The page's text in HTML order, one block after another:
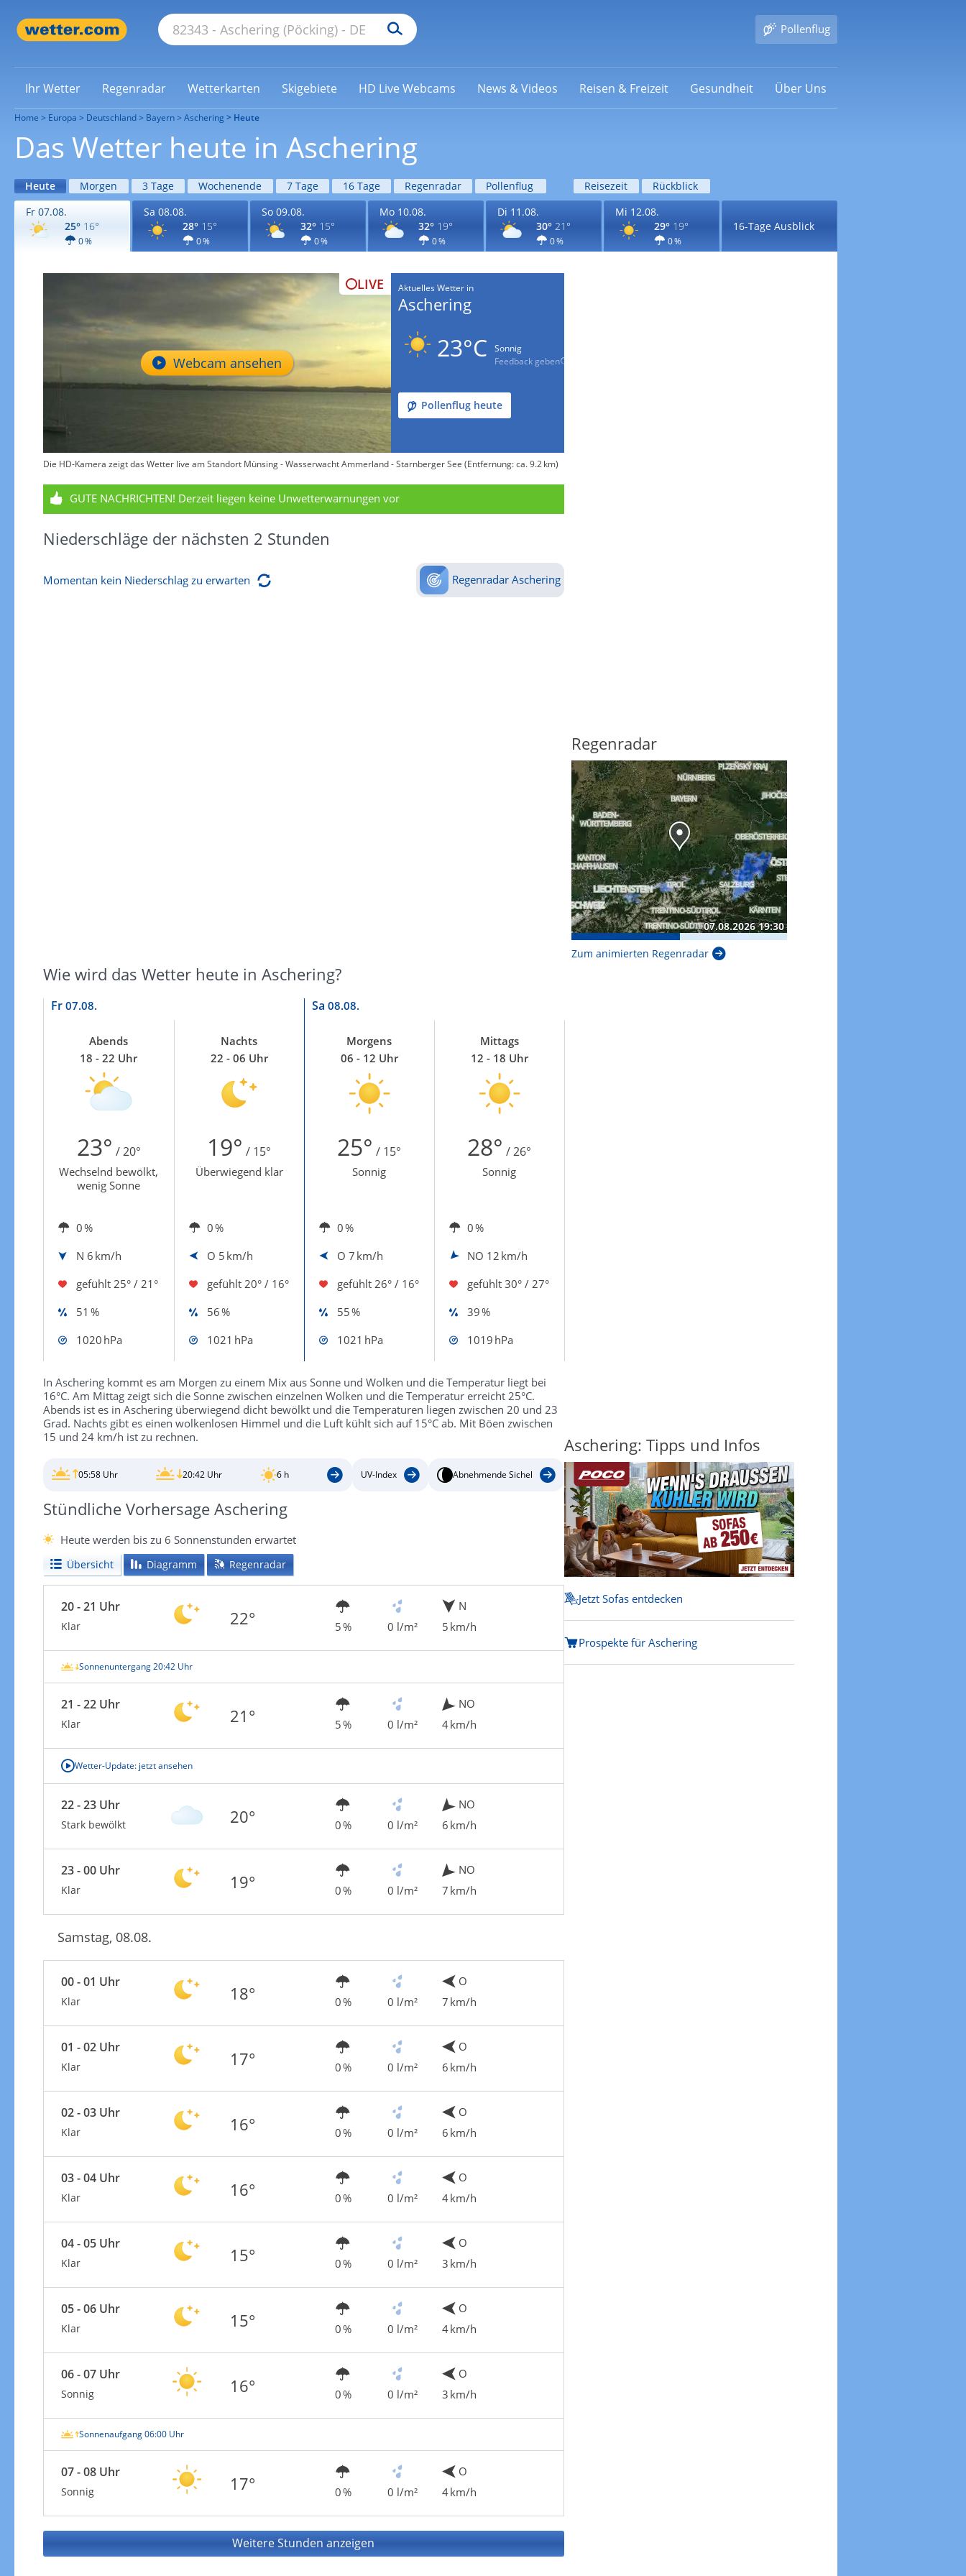
Pollenflug
Ihr Wetter Regenradar Wetterkarten Skigebiete HD Live Webcams News & Videos Reisen & Freizeit Gesundheit Über Uns
Home Europa Deutschland Bayern Aschering Heute
Das Wetter heute in Aschering
Heute Morgen 3 Tage Wochenende 7 Tage 16 Tage Regenradar Pollenflug Reisezeit
Rückblick
Fr 07.08.
25° 16°
0 %
Sa 08.08.
28° 15°
0 %
So 09.08.
32° 15°
0 %
Mo 10.08.
32° 19°
0 %
Di 11.08.
30° 21°
0 %
Mi 12.08.
29° 19°
0 %
16-Tage Ausblick
LIVE
Webcam ansehen
Aktuelles Wetter in
Aschering
23°C
Sonnig
Feedback geben
Pollenflug heute
Die HD-Kamera zeigt das Wetter live am Standort Münsing - Wasserwacht Ammerland - Starnberger See (Entfernung: ca. 9.2 km)
GUTE NACHRICHTEN! Derzeit liegen keine Unwetterwarnungen vor
Niederschläge der nächsten 2 Stunden
Momentan kein Niederschlag zu erwarten Regenradar Aschering
Wie wird das Wetter heute in Aschering?
Fr 07.08. Sa 08.08.
Abends
18 - 22 Uhr
Nachts
22 - 06 Uhr
Morgens
06 - 12 Uhr
Mittags
12 - 18 Uhr
23° / 20° 19° / 15° 25° / 15° 28° / 26°
Wechselnd bewölkt,
wenig Sonne
Überwiegend klar Sonnig Sonnig
0 % 0 % 0 %
0 %
N 6 km/h O 5 km/h O 7 km/h NO 12 km/h
gefühlt 25° / 21° gefühlt 20° / 16° gefühlt 26° / 16° gefühlt 30° / 27°
51 %
56 % 55 %
39 %
1020 hPa
1021 hPa 1021 hPa 1019 hPa
In Aschering kommt es am Morgen zu einem Mix aus Sonne und Wolken und die Temperatur liegt bei
16°C. Am Mittag zeigt sich die Sonne zwischen einzelnen Wolken und die Temperatur erreicht 25°C.
Abends ist es in Aschering überwiegend dicht bewölkt und die Temperaturen liegen zwischen 20 und 23
Grad. Nachts gibt es einen wolkenlosen Himmel und die Luft kühlt sich auf 15°C ab. Mit Böen zwischen
15 und 24 km/h ist zu rechnen.
05:58 Uhr 20:42 Uhr 6 h UV-Index Abnehmende Sichel
Stündliche Vorhersage Aschering
Heute werden bis zu 6 Sonnenstunden erwartet
Übersicht Diagramm Regenradar
20 - 21 Uhr
Klar 22° 5 % 0 l/m²
N
5 km/h
Sonnenuntergang 20:42 Uhr
21 - 22 Uhr
Klar 21° 5 % 0 l/m²
NO
4 km/h
Wetter-Update: jetzt ansehen
22 - 23 Uhr
Stark bewölkt 20° 0 % 0 l/m²
NO
6 km/h
23 - 00 Uhr
Klar 19° 0 % 0 l/m²
NO
7 km/h
Samstag, 08.08.
00 - 01 Uhr
Klar 18° 0 % 0 l/m²
O
7 km/h
01 - 02 Uhr
Klar 17° 0 % 0 l/m²
O
6 km/h
02 - 03 Uhr
Klar 16° 0 % 0 l/m²
O
6 km/h
03 - 04 Uhr
Klar 16° 0 % 0 l/m²
O
4 km/h
04 - 05 Uhr
Klar 15° 0 % 0 l/m²
O
3 km/h
05 - 06 Uhr
Klar 15° 0 % 0 l/m²
O
4 km/h
06 - 07 Uhr
Sonnig 16° 0 % 0 l/m²
O
3 km/h
Sonnenaufgang 06:00 Uhr
07 - 08 Uhr
Sonnig 17° 0 % 0 l/m²
O
4 km/h
Weitere Stunden anzeigen
Regenradar
Zum animierten Regenradar
Aschering: Tipps und Infos
Jetzt Sofas entdecken
Prospekte für Aschering